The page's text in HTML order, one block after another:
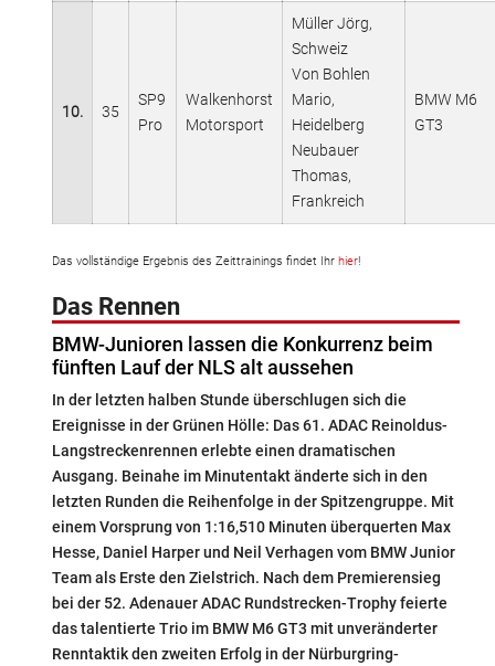
10. 35
SP9
Pro
Walkenhorst
Motorsport
Müller Jörg,
Schweiz
Von Bohlen
Mario,
Heidelberg
Neubauer
Thomas,
Frankreich
BMW M6
GT3
Das vollständige Ergebnis des Zeittrainings findet Ihr hier!
Das Rennen
BMW-Junioren lassen die Konkurrenz beim
fünften Lauf der NLS alt aussehen
In der letzten halben Stunde überschlugen sich die
Ereignisse in der Grünen Hölle: Das 61. ADAC Reinoldus-
Langstreckenrennen erlebte einen dramatischen
Ausgang. Beinahe im Minutentakt änderte sich in den
letzten Runden die Reihenfolge in der Spitzengruppe. Mit
einem Vorsprung von 1:16,510 Minuten überquerten Max
Hesse, Daniel Harper und Neil Verhagen vom BMW Junior
Team als Erste den Zielstrich. Nach dem Premierensieg
bei der 52. Adenauer ADAC Rundstrecken-Trophy feierte
das talentierte Trio im BMW M6 GT3 mit unveränderter
Renntaktik den zweiten Erfolg in der Nürburgring-